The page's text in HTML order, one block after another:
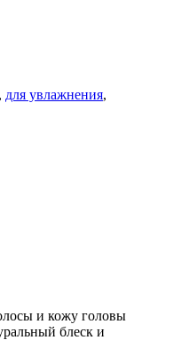
, для увлажнения,
и кожу головы
блеск и